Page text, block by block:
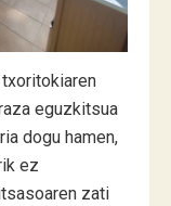
eguzkitsua
dogu hamen,
ez
zati